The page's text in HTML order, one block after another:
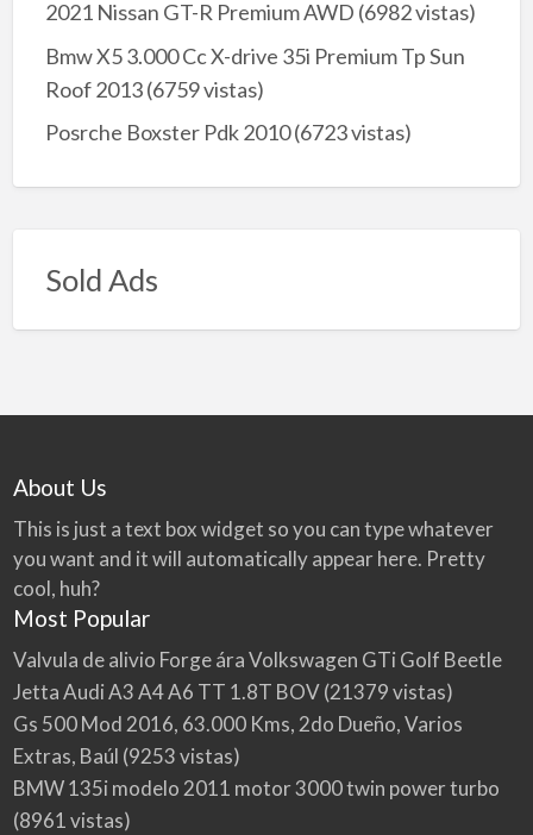
2021 Nissan GT-R Premium AWD (6982 vistas)
Bmw X5 3.000 Cc X-drive 35i Premium Tp Sun
Roof 2013(6759 vistas)
Posrche Boxster Pdk 2010(6723 vistas)
Sold Ads
About Us
This is just a text box widget so you can type whatever
you want and it will automatically appear here. Pretty
cool, huh?
Most Popular
Valvula de alivio Forge ára Volkswagen GTi Golf Beetle
Jetta Audi A3 A4 A6 TT 1.8T BOV(21379 vistas)
Gs 500 Mod 2016, 63.000 Kms, 2do Dueño, Varios
Extras, Baúl (9253 vistas)
BMW 135i modelo 2011 motor 3000 twin power turbo
(8961 vistas)